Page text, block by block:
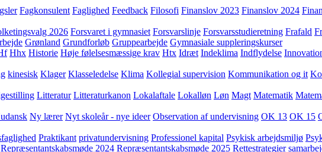
Fagkonsulent Faglighed Feedback Filosofi Finanslov 2023 Finanslov 2024
2026 Forsvaret i gymnasiet Forsvarslinje Forsvarsstudieretning Frafald
Grønland Grundforløb Gruppearbejde Gymnasiale suppleringskurser
Hhx Historie Høje følelsesmæssige krav Htx Idræt Indeklima Indflydelse
kinesisk Klager Klasseledelse Klima Kollegial supervision Kommunikation og it
Litteratur Litteraturkanon Lokalaftale Lokalløn Løn Magt Matematik
Ny lærer Nyt skoleår - nye ideer Observation af undervisning OK 13 OK 15
Praktikant privatundervisning Professionel kapital Psykisk arbejdsmiljø
Repræsentantskabsmøde 2024 Repræsentantskabsmøde 2025 Rettestrategier